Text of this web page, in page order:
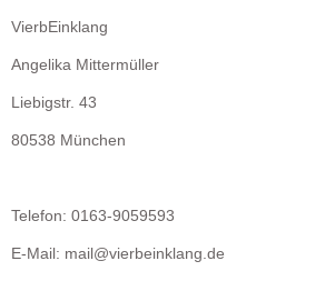
VierbEinklang
Angelika Mittermüller
Liebigstr. 43
80538 München
Telefon: 0163-9059593
E-Mail: mail@vierbeinklang.de